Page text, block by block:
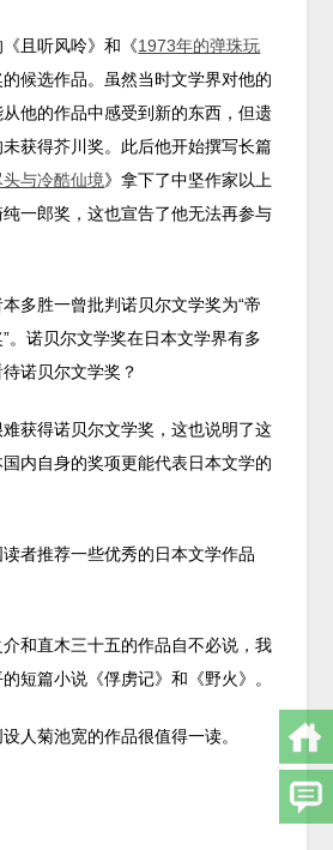
且听风呤》和《1973年的弹珠玩
候选作品。虽然当时文学界对他的
他的作品中感受到新的东西，但遗
获得芥川奖。此后他开始撰写长篇
与冷酷仙境》拿下了中坚作家以上
一郎奖，这也宣告了他无法再参与
多胜一曾批判诺贝尔文学奖为“帝
。诺贝尔文学奖在日本文学界有多
诺贝尔文学奖？
获得诺贝尔文学奖，这也说明了这
内自身的奖项更能代表日本文学的
者推荐一些优秀的日本文学作品
和直木三十五的作品自不必说，我
短篇小说《俘虏记》和《野火》。
人菊池宽的作品很值得一读。